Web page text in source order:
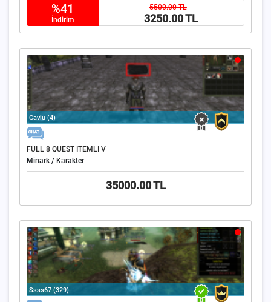
%41
İndirim
5500.00 TL
3250.00 TL
Gavlu (4)
FULL 8 QUEST ITEMLI V
Minark / Karakter
35000.00 TL
Ssss67 (329)